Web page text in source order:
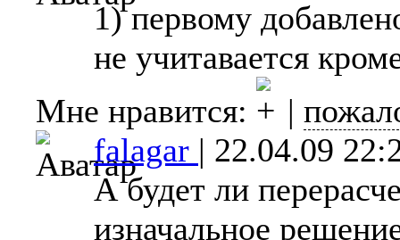
1) первому
не учитавается
Мне нравится:
|
falagar | 22.04.09
А будет ли
изначальное